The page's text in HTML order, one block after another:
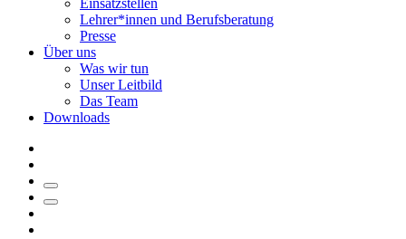
Einsatzstellen
Lehrer*innen und Berufsberatung
Presse
Über uns
Was wir tun
Unser Leitbild
Das Team
Downloads